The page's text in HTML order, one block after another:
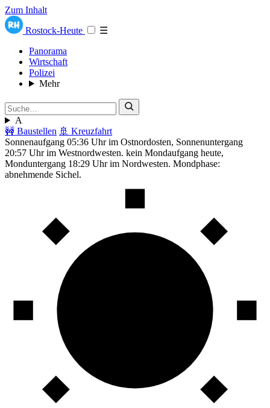
Zum Inhalt
Rostock-Heute
☰
Panorama
Wirtschaft
Polizei
Mehr
A
🚧 Baustellen 🚢 Kreuzfahrt
Sonnenaufgang 05:36 Uhr im Ostnordosten, Sonnenuntergang
20:57 Uhr im Westnordwesten. kein Mondaufgang heute,
Monduntergang 18:29 Uhr im Nordwesten. Mondphase:
abnehmende Sichel.